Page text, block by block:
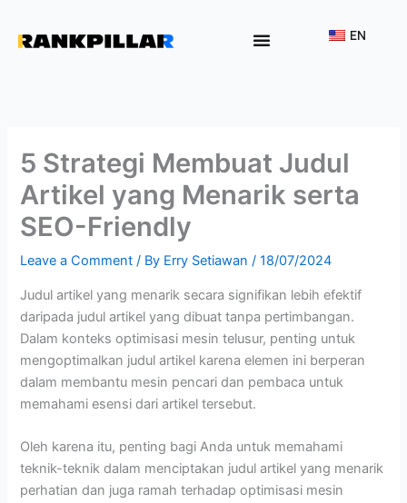
konten
EN
5 Strategi Membuat Judul
Artikel yang Menarik serta
SEO-Friendly
Leave a Comment / By Erry Setiawan/18/07/2024
Judul artikel yang menarik secara signifikan lebih efektif
daripada judul artikel yang dibuat tanpa pertimbangan.
Dalam konteks optimisasi mesin telusur, penting untuk
mengoptimalkan judul artikel karena elemen ini berperan
dalam membantu mesin pencari dan pembaca untuk
memahami esensi dari artikel tersebut.
Oleh karena itu, penting bagi Anda untuk memahami
teknik-teknik dalam menciptakan judul artikel yang menarik
perhatian dan juga ramah terhadap optimisasi mesin